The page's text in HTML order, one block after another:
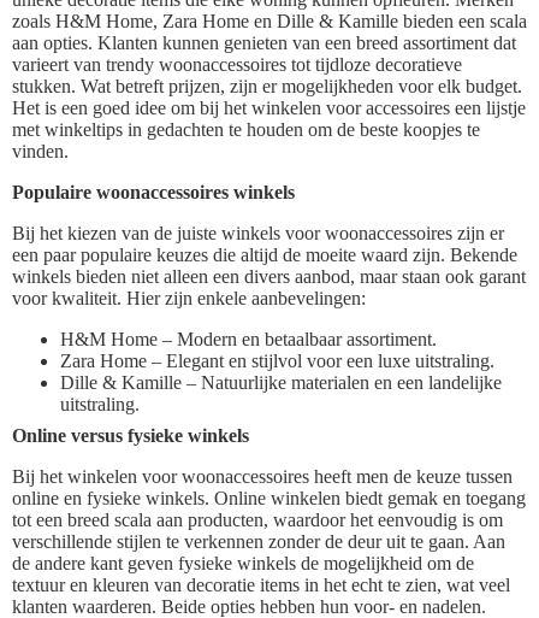
zoals H&M Home, Zara Home en Dille & Kamille bieden een scala
aan opties. Klanten kunnen genieten van een breed assortiment dat
varieert van trendy woonaccessoires tot tijdloze decoratieve
stukken. Wat betreft prijzen, zijn er mogelijkheden voor elk budget.
Het is een goed idee om bij het winkelen voor accessoires een lijstje
met winkeltips in gedachten te houden om de beste koopjes te
vinden.
Populaire woonaccessoires winkels
Bij het kiezen van de juiste winkels voor woonaccessoires zijn er
een paar populaire keuzes die altijd de moeite waard zijn. Bekende
winkels bieden niet alleen een divers aanbod, maar staan ook garant
voor kwaliteit. Hier zijn enkele aanbevelingen:
H&M Home – Modern en betaalbaar assortiment.
Zara Home – Elegant en stijlvol voor een luxe uitstraling.
Dille & Kamille – Natuurlijke materialen en een landelijke
uitstraling.
Online versus fysieke winkels
Bij het winkelen voor woonaccessoires heeft men de keuze tussen
online en fysieke winkels. Online winkelen biedt gemak en toegang
tot een breed scala aan producten, waardoor het eenvoudig is om
verschillende stijlen te verkennen zonder de deur uit te gaan. Aan
de andere kant geven fysieke winkels de mogelijkheid om de
textuur en kleuren van decoratie items in het echt te zien, wat veel
klanten waarderen. Beide opties hebben hun voor- en nadelen.